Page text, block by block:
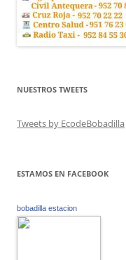
NUESTROS TWEETS
Tweets by EcodeBobadilla
ESTAMOS EN FACEBOOK
bobadilla estacion